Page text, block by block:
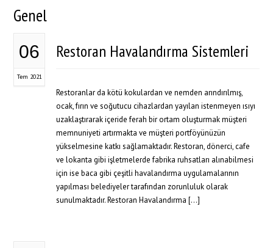
Genel
06
Tem 2021
Restoran Havalandırma Sistemleri
Restoranlar da kötü kokulardan ve nemden arındırılmış,
ocak, fırın ve soğutucu cihazlardan yayılan istenmeyen ısıyı
uzaklaştırarak içeride ferah bir ortam oluşturmak müşteri
memnuniyeti artırmakta ve müşteri portföyünüzün
yükselmesine katkı sağlamaktadır. Restoran, dönerci, cafe
ve lokanta gibi işletmelerde fabrika ruhsatları alınabilmesi
için ise baca gibi çeşitli havalandırma uygulamalarının
yapılması belediyeler tarafından zorunluluk olarak
sunulmaktadır. Restoran Havalandırma […]